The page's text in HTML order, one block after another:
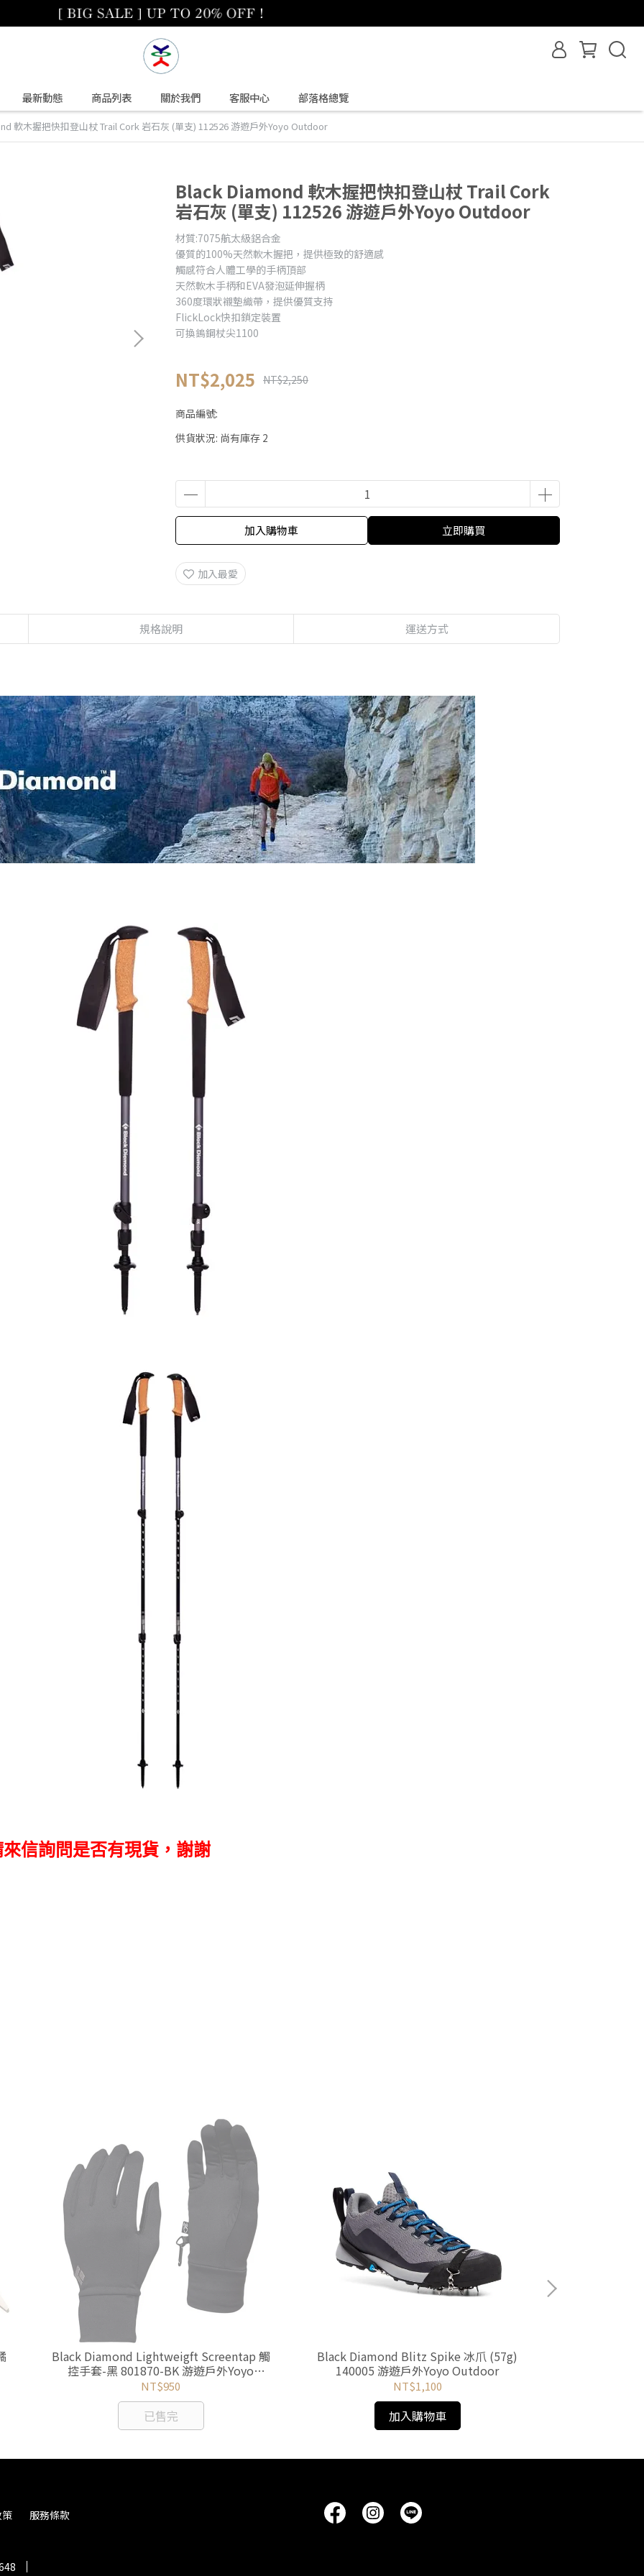
最新動態 商品列表 關於我們 客服中心 部落格總覽
軟木握把快扣登山杖 Trail Cork 岩石灰 (單支) 112526 游遊戶外Yoyo Outdoor
Black Diamond 軟木握把快扣登山杖 Trail Cork
岩石灰 (單支) 112526 游遊戶外Yoyo Outdoor
材質:7075航太級鋁合金
優質的100%天然軟木握把，提供極致的舒適感
觸感符合人體工學的手柄頂部
天然軟木手柄和EVA發泡延伸握柄
360度環狀襯墊織帶，提供優質支持
FlickLock快扣鎖定裝置
可換鎢鋼杖尖1100
NT$2,025 NT$2,250
商品編號:
供貨狀況: 尚有庫存 2
加入購物車 立即購買
加入最愛
規格說明 運送方式
來信詢問是否有現貨，謝謝
Black Diamond Lightweigft Screentap 觸
控手套-黑 801870-BK 游遊戶外Yoyo
Outdoor
NT$950
已售完
Black Diamond Blitz Spike 冰爪 (57g)
140005 游遊戶外Yoyo Outdoor
NT$1,100
加入購物車
服務條款